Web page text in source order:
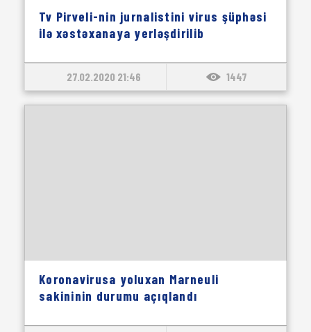
Tv Pirveli-nin jurnalistini virus şüphəsi
ilə xəstəxanaya yerləşdirilib
27.02.2020 21:46 1447
Koronavirusa yoluxan Marneuli
sakininin durumu açıqlandı